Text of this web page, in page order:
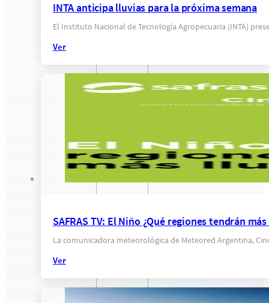
INTA anticipa lluvias para la próxima semana
El Instituto Nacional de Tecnología Agropecuaria (INTA)
Ver
SAFRAS TV: El Niño ¿Qué regiones tendrán
La comunicadora meteorológica de Meteored Argentina,
Ver